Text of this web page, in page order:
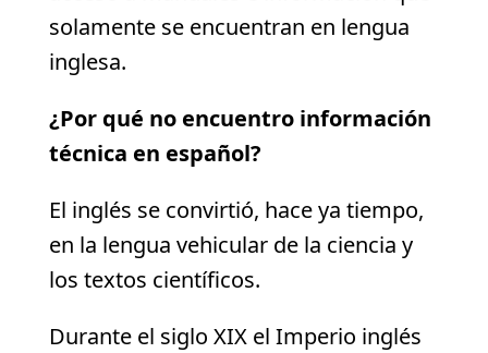
solamente se encuentran en lengua
inglesa.
¿Por qué no encuentro información
técnica en español?
El inglés se convirtió, hace ya tiempo,
en la lengua vehicular de la ciencia y
los textos científicos.
Durante el siglo XIX el Imperio inglés